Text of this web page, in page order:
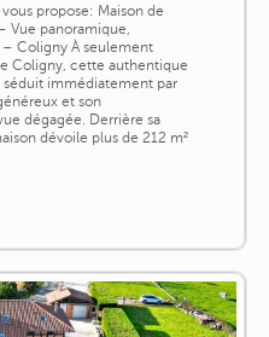
propose: Maison de
Vue panoramique,
Coligny À seulement
Coligny, cette authentique
immédiatement par
et son
dégagée. Derrière sa
dévoile plus de 212 m²